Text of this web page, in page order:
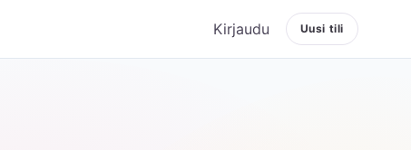
Kirjaudu Uusi tili